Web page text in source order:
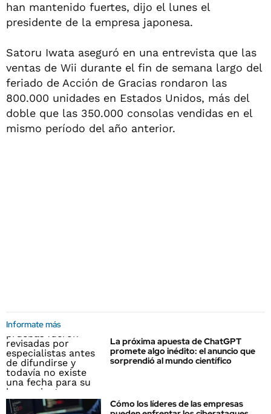
han mantenido fuertes, dijo el lunes el
presidente de la empresa japonesa.
Satoru Iwata aseguró en una entrevista que las
ventas de Wii durante el fin de semana largo del
feriado de Acción de Gracias rondaron las
800.000 unidades en Estados Unidos, más del
doble que las 350.000 consolas vendidas en el
mismo período del año anterior.
Informate más
La próxima apuesta de ChatGPT
promete algo inédito: el anuncio que
sorprendió al mundo científico
Cómo los líderes de las empresas